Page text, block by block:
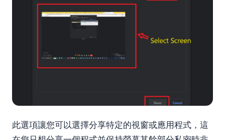
此選項讓您可以選擇分享特定的視窗或應用程式，這